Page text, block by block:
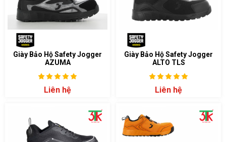
Giày Bảo Hộ Safety Jogger
AZUMA
Liên hệ
Giày Bảo Hộ Safety Jogger
ALTO TLS
Liên hệ